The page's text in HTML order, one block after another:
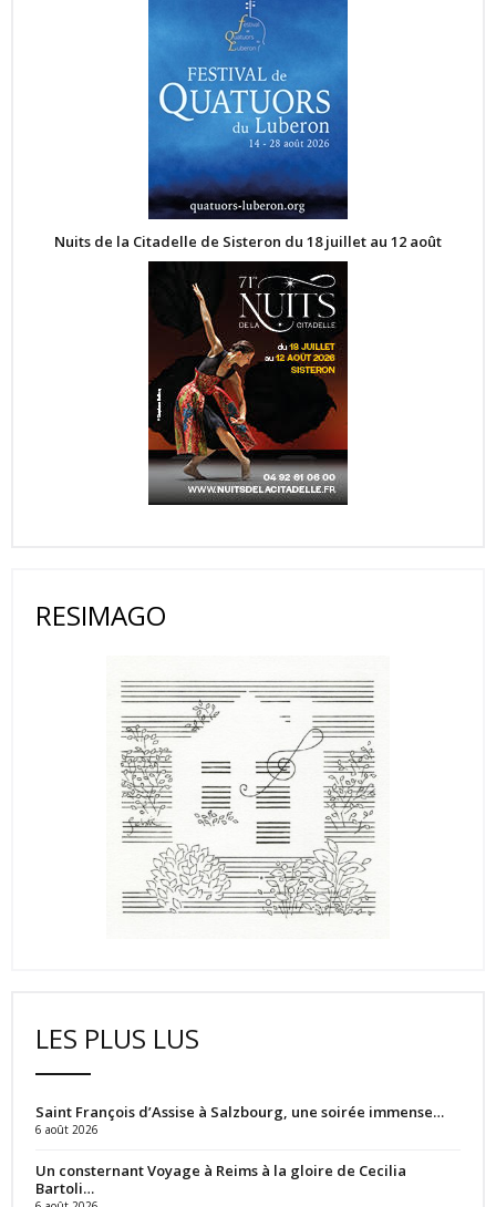
Nuits de la Citadelle de Sisteron du 18 juillet au 12 août
RESIMAGO
LES PLUS LUS
Saint François d’Assise à Salzbourg, une soirée immense…
6 août 2026
Un consternant Voyage à Reims à la gloire de Cecilia
Bartoli…